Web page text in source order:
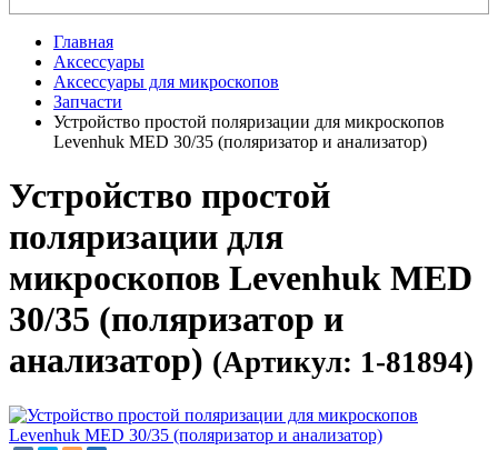
Главная
Аксессуары
Аксессуары для микроскопов
Запчасти
Устройство простой поляризации для микроскопов
Levenhuk MED 30/35 (поляризатор и анализатор)
Устройство простой
поляризации для
микроскопов Levenhuk MED
30/35 (поляризатор и
анализатор) (Артикул: 1-81894)